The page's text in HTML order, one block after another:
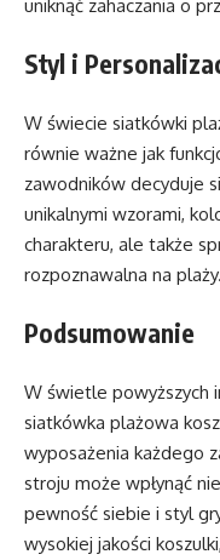
uniknąć zahaczania o
Styl i
W świecie siatkówki
równie ważne jak
zawodników decyduje
unikalnymi wzorami,
charakteru, ale także
rozpoznawalna na plaży.
Podsumowanie
W świetle powyższych
siatkówka plażowa
wyposażenia każdego
stroju może wpłynąć
pewność siebie i styl
wysokiej jakości